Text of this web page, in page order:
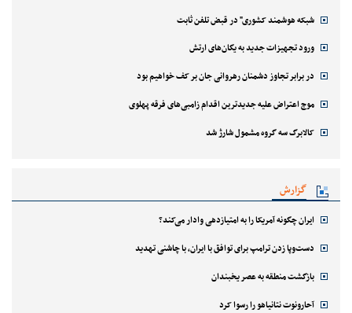
شبکه هوشمند کشوری" در قبض تلفن ثابت
ورود تجهیزات جدید به یگان‌های ارتش
در برابر تجاوز دشمنان رهروانی جان بر کف خواهیم بود
موج اعتراض علیه جدیدترین اقدام زامبی‌های فرقه پهلوی
کالابرگ سه گروه مشمول شارژ شد
گزارش
ایران چگونه آمریکا را به امتیازدهی وادار می‌کند؟
دست‌وپا زدن ترامپ برای توافق با ایران، با چاشنی تهدید
بازگشت منطقه به عصر یخبندان
آحارونوت نتانیاهو را رسوا کرد